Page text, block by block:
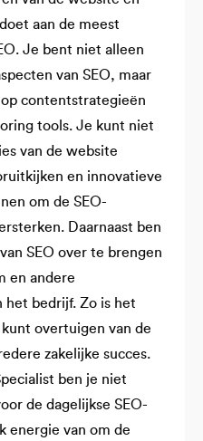
aan de meest
Je bent niet alleen
van SEO, maar
contentstrategieën
tools. Je kunt niet
van de website
en innovatieve
om de SEO-
Daarnaast ben
SEO over te brengen
en andere
het bedrijf. Zo is het
overtuigen van de
zakelijke succes.
ben je niet
de dagelijkse SEO-
energie van om de